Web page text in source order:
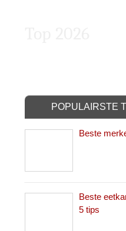
POPULAIRSTE
Beste
Beste
5 tips